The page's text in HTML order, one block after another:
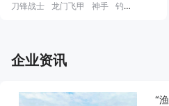
刀锋战士 龙门飞甲 神手 钓天下
企业资讯
“